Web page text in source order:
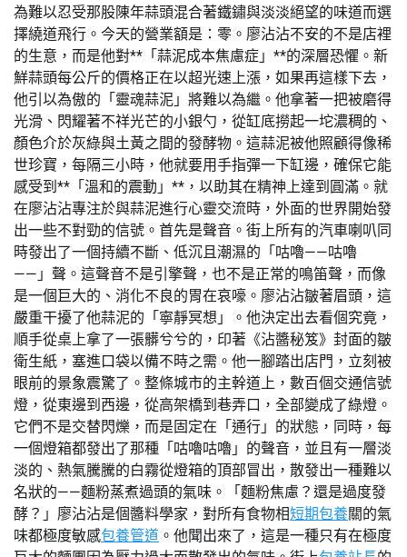
為難以忍受那股陳年蒜頭混合著鐵鏽與淡淡絕望的味道而選
擇繞道飛行。今天的營業額是：零。廖沾沾不安的不是店裡
的生意，而是他對**「蒜泥成本焦慮症」**的深層恐懼。新
鮮蒜頭每公斤的價格正在以超光速上漲，如果再這樣下去，
他引以為傲的「靈魂蒜泥」將難以為繼。他拿著一把被磨得
光滑、閃耀著不祥光芒的小銀勺，從缸底撈起一坨濃稠的、
顏色介於灰綠與土黃之間的發酵物。這蒜泥被他照顧得像稀
世珍寶，每隔三小時，他就要用手指彈一下缸邊，確保它能
感受到**「溫和的震動」**，以助其在精神上達到圓滿。就
在廖沾沾專注於與蒜泥進行心靈交流時，外面的世界開始發
出一些不對勁的信號。首先是聲音。街上所有的汽車喇叭同
時發出了一個持續不斷、低沉且潮濕的「咕嚕——咕嚕
——」聲。這聲音不是引擎聲，也不是正常的鳴笛聲，而像
是一個巨大的、消化不良的胃在哀嚎。廖沾沾皺著眉頭，這
嚴重干擾了他蒜泥的「寧靜冥想」。他決定出去看個究竟，
順手從桌上拿了一張髒兮兮的，印著《沾醬秘笈》封面的皺
衛生紙，塞進口袋以備不時之需。他一腳踏出店門，立刻被
眼前的景象震驚了。整條城市的主幹道上，數百個交通信號
燈，從東邊到西邊，從高架橋到巷弄口，全部變成了綠燈。
它們不是交替閃爍，而是固定在「通行」的狀態，同時，每
一個燈箱都發出了那種「咕嚕咕嚕」的聲音，並且有一層淡
淡的、熱氣騰騰的白霧從燈箱的頂部冒出，散發出一種難以
名狀的——麵粉蒸煮過頭的氣味。「麵粉焦慮？還是過度發
酵？」廖沾沾是個醬料學家，對所有食物相短期包養關的氣
味都極度敏感包養管道 。他聞出來了，這是一種只有在極度